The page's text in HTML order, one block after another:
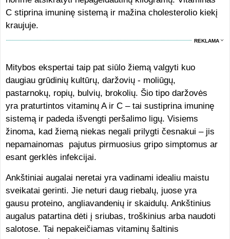
C stiprina imuninę sistemą ir mažina cholesterolio kiekį
kraujuje.
REKLAMA
Mitybos ekspertai taip pat siūlo žiemą valgyti kuo
daugiau grūdinių kultūrų, daržovių - moliūgų,
pastarnokų, ropių, bulvių, brokolių. Šio tipo daržovės
yra praturtintos vitaminų A ir C – tai sustiprina imuninę
sistemą ir padeda išvengti peršalimo ligų. Visiems
žinoma, kad žiemą niekas negali prilygti česnakui – jis
nepamainomas pajutus pirmuosius gripo simptomus ar
esant gerklės infekcijai.
Ankštiniai augalai neretai yra vadinami idealiu maistu
sveikatai gerinti. Jie neturi daug riebalų, juose yra
gausu proteino, angliavandenių ir skaidulų. Ankštinius
augalus patartina dėti į sriubas, troškinius arba naudoti
salotose. Tai nepakeičiamas vitaminų šaltinis